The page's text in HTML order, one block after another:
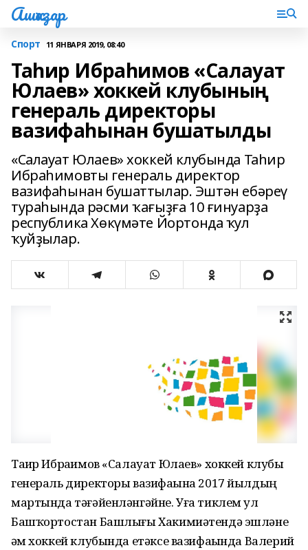
Ашҡаҙар
Спорт 11 ЯНВАРЯ 2019, 08:40
Таһир Ибраһимов «Салауат
Юлаев» хоккей клубының
генераль директоры
вазифаһынан бушатылды
«Салауат Юлаев» хоккей клубында Таһир
Ибраһимовты генераль директор
вазифаһынан бушаттылар. Эштән ебәреү
тураһында рәсми ҡағыҙға 10 ғинуарҙа
республика Хөкүмәте Йортонда ҡул
ҡуйҙылар.
Таһир Ибраһимов «Салауат Юлаев» хоккей клубы
генераль директоры вазифаһына 2017 йылдың
мартында тәғәйенләнгәйне. Уға тиклем ул
Башҡортостан Башлығы Хакимиәтендә эшләне
һәм хоккей клубында етәксе вазифаһында Валерий